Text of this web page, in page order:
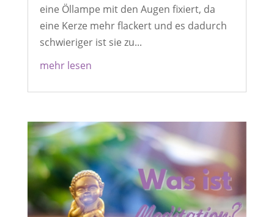
eine Öllampe mit den Augen fixiert, da
eine Kerze mehr flackert und es dadurch
schwieriger ist sie zu...
mehr lesen